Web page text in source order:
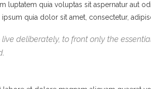
luptatem quia voluptas sit aspernatur aut
quia dolor sit amet, consectetur,
deliberately, to front only the